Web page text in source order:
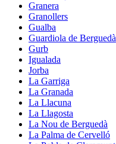
Granera
Granollers
Gualba
Guardiola de Berguedà
Gurb
Igualada
Jorba
La Garriga
La Granada
La Llacuna
La Llagosta
La Nou de Berguedà
La Palma de Cervelló